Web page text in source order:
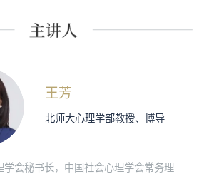
王芳
北师大心理学部教授、博导
学会秘书长，中国社会心理学会常务理